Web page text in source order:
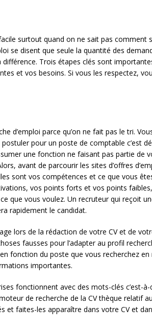
surtout quand on ne sait pas comment
se disent que seule la quantité des
Trois étapes clés sont
et vos besoins. Si vous les respectez,
d’emploi parce qu’on ne fait pas le tri.
pour un poste de comptable c’est
une fonction ne faisant pas partie de
avant de parcourir les sites d’offres
sont vos compétences et ce que vous
vos points forts et vos points
que vous voulez. Un recruteur qui reçoit
rapidement le candidat.
lors de la rédaction de votre CV et de
fausses pour l’adapter au profil
fonction du poste que vous recherchez
importantes.
fonctionnent avec des mots-clés c’est-
de recherche de la CV thèque relatif
et faites-les apparaître dans votre CV et